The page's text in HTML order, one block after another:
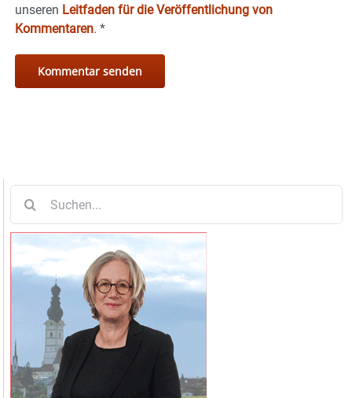
unseren Leitfaden für die Veröffentlichung von
Kommentaren. *
nach: